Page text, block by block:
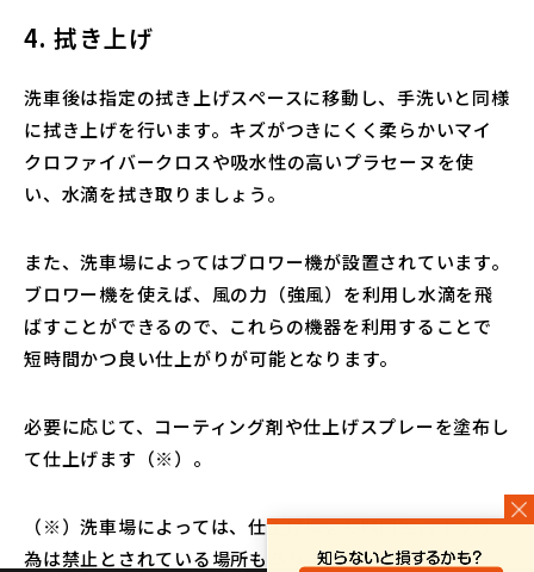
4. 拭き上げ
洗車後は指定の拭き上げスペースに移動し、手洗いと同様
に拭き上げを行います。キズがつきにくく柔らかいマイ
クロファイバークロスや吸水性の高いプラセーヌを使
い、水滴を拭き取りましょう。
また、洗車場によってはブロワー機が設置されています。
ブロワー機を使えば、風の力（強風）を利用し水滴を飛
ばすことができるので、これらの機器を利用することで
短時間かつ良い仕上がりが可能となります。
必要に応じて、コーティング剤や仕上げスプレーを塗布し
て仕上げます（※）。
（※）洗車場によっては、仕上げ場を長時間独占する行
為は禁止とされている場所もありますので、上記のよう